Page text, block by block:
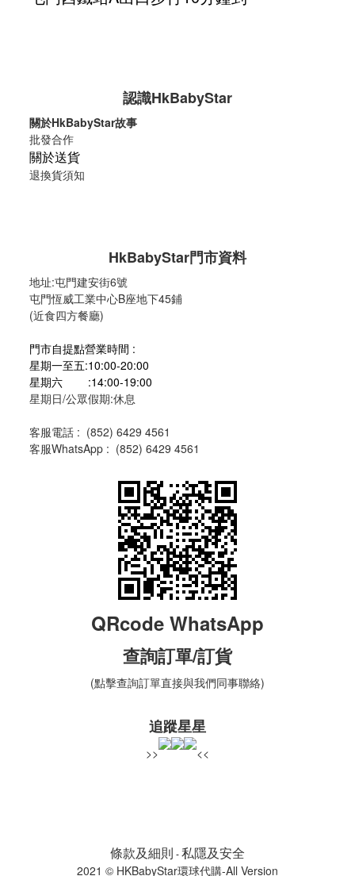
認識HkBabyStar
關於HkBabyStar故事
批發合作
關於送貨
退換貨須知
HkBabyStar門市資料
地址:屯門建安街6號
屯門恆威工業中心B座地下45鋪
(近食四方餐廳)
門市自提點營業時間 :
星期一至五:10:00-20:00
星期六 :14:00-19:00
星期日/公眾假期:休息
客服電話 : (852) 6429 4561
客服WhatsApp : (852) 6429 4561
QRcode WhatsApp
查詢訂單/訂貨
(點擊查詢訂單直接與我們同事聯絡)
追蹤星星
>> <<
條款及細則 -私隱及安全
2021 © HKBabyStar環球代購-All Version